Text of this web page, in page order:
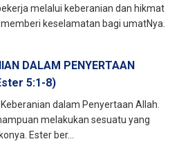
melalui keberanian dan hikmat
keselamatan bagi umatNya.
DALAM PENYERTAAN
5:1-8)
dalam Penyertaan Allah.
melakukan sesuatu yang
Ester ber...